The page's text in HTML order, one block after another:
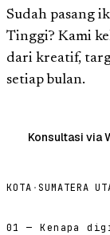
Sudah pasang
Tinggi? Kami
dari kreatif,
setiap bulan.
Konsultasi via
KOTA · SUMATERA
01 — Kenapa